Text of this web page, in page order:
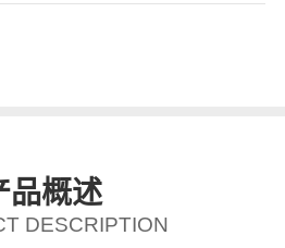
品概述
DESCRIPTION